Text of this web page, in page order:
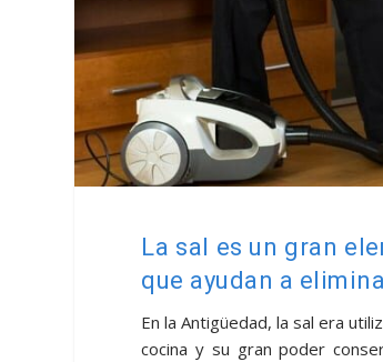
La sal es un gran
que ayudan a
En la Antigüedad, la sal era
cocina y su gran poder